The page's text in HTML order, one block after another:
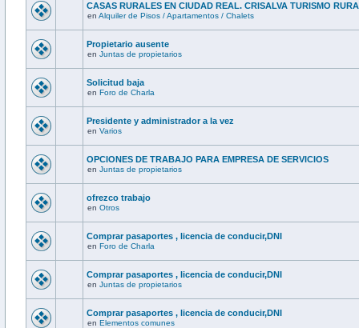
CASAS RURALES EN CIUDAD REAL. CRISALVA TURISMO
en Alquiler de Pisos / Apartamentos / Chalets
Propietario ausente
en Juntas de propietarios
Solicitud baja
en Foro de Charla
Presidente y administrador a la vez
en Varios
OPCIONES DE TRABAJO PARA EMPRESA DE SERVICIOS
en Juntas de propietarios
ofrezco trabajo
en Otros
Comprar pasaportes , licencia de conducir,DNI
en Foro de Charla
Comprar pasaportes , licencia de conducir,DNI
en Juntas de propietarios
Comprar pasaportes , licencia de conducir,DNI
en Elementos comunes